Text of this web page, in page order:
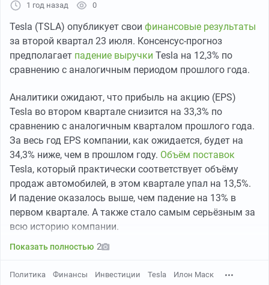
1 год назад 0
Tesla (TSLA) опубликует свои финансовые результаты
за второй квартал 23 июля. Консенсус-прогноз
предполагает падение выручки Tesla на 12,3% по
сравнению с аналогичным периодом прошлого года.
Аналитики ожидают, что прибыль на акцию (EPS)
Tesla во втором квартале снизится на 33,3% по
сравнению с аналогичным кварталом прошлого года.
За весь год EPS компании, как ожидается, будет на
34,3% ниже, чем в прошлом году. Объём поставок
Tesla, который практически соответствует объёму
продаж автомобилей, в этом квартале упал на 13,5%.
И падение оказалось выше, чем падение на 13% в
первом квартале. А также стало самым серьёзным за
всю историю компании.
Показать полностью 2
Политика Финансы Инвестиции Tesla Илон Маск